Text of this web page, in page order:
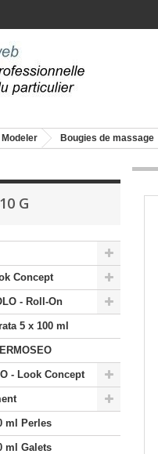
Bougies de massage
G
Concept
- Roll-On
5 x 100 ml
- Look Concept
ml Perles
ml Galets